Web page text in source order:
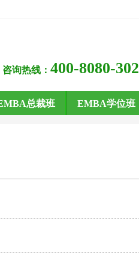
咨询热线： 400-8080-302
总裁班 EMBA学位班